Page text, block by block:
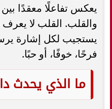
يعكس تفاعلًا معقدًا
والقلب. القلب لا يعرف
يستجيب لكل إشارة
فرحًا، خوفًا، أو حبًا.
ما الذي يحدث